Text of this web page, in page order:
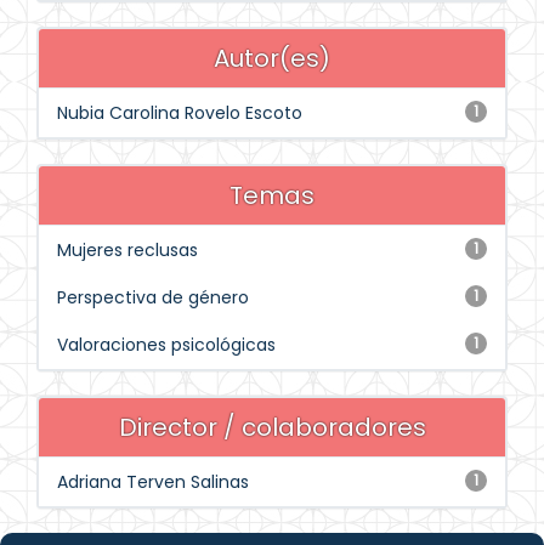
Autor(es)
1
Nubia Carolina Rovelo Escoto
Temas
1
Mujeres reclusas
1
Perspectiva de género
1
Valoraciones psicológicas
Director / colaboradores
1
Adriana Terven Salinas